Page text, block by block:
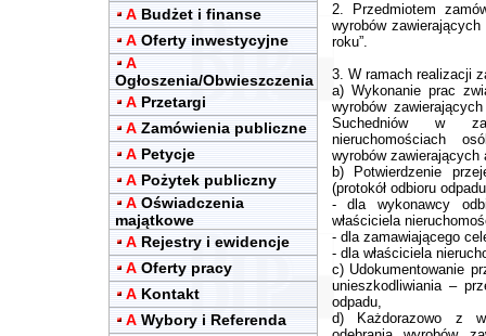
A Budżet i finanse
A Oferty inwestycyjne
A
Ogłoszenia/Obwieszczenia
A Przetargi
A Zamówienia publiczne
A Petycje
A Pożytek publiczny
A Oświadczenia
majątkowe
A Rejestry i ewidencje
A Oferty pracy
A Kontakt
A Wybory i Referenda
2. Przedmiotem
wyrobów
roku”.
3. W ramach realizacji
a) Wykonanie prac
wyrobów
Suchedniów w
nieruchomościach
wyrobów zawierających
b) Potwierdzenie
(protokół odbioru
- dla wykonawcy
właściciela
- dla zamawiającego
- dla właściciela
c) Udokumentowanie
unieszkodliwiania –
odpadu,
d) Każdorazowo z